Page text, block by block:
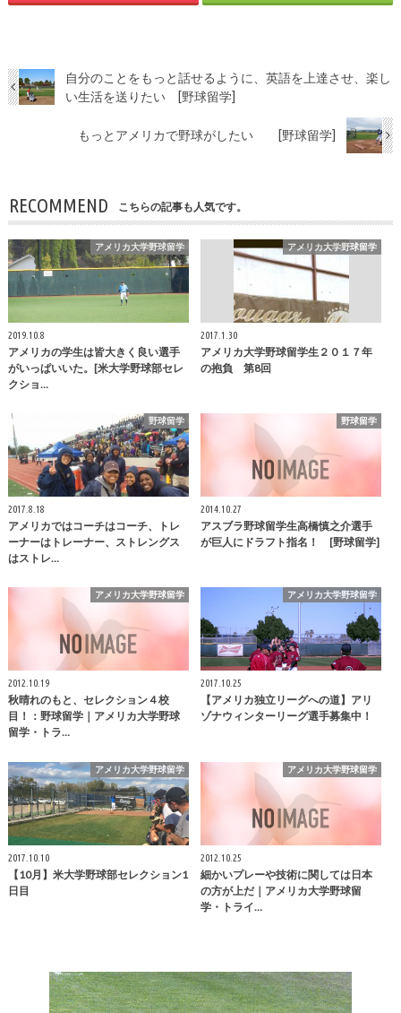
自分のことをもっと話せるように、英語を上達させ、楽し
い生活を送りたい [野球留学]
もっとアメリカで野球がしたい [野球留学]
RECOMMEND こちらの記事も人気です。
アメリカ大学野球留学
2019.10.8
アメリカの学生は皆大きく良い選手
がいっぱいいた。[米大学野球部セレ
クショ…
アメリカ大学野球留学
2017.1.30
アメリカ大学野球留学生２０１７年
の抱負 第8回
野球留学
2017.8.18
アメリカではコーチはコーチ、トレ
ーナーはトレーナー、ストレングス
はストレ…
野球留学
2014.10.27
アスブラ野球留学生高橋慎之介選手
が巨人にドラフト指名！ [野球留学]
アメリカ大学野球留学
2012.10.19
秋晴れのもと、セレクション４校
目！：野球留学｜アメリカ大学野球
留学・トラ…
アメリカ大学野球留学
2017.10.25
【アメリカ独立リーグへの道】アリ
ゾナウィンターリーグ選手募集中！
アメリカ大学野球留学
2017.10.10
【10月】米大学野球部セレクション1
日目
アメリカ大学野球留学
2012.10.25
細かいプレーや技術に関しては日本
の方が上だ｜アメリカ大学野球留
学・トライ…